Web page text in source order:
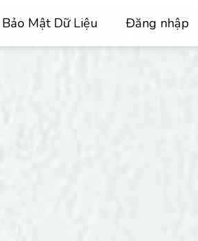
Bảo Mật Dữ Liệu Đăng nhập